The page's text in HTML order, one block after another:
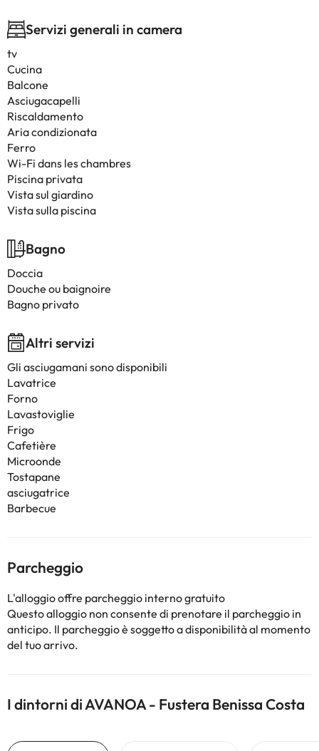
Servizi generali in camera
tv
Cucina
Balcone
Asciugacapelli
Riscaldamento
Aria condizionata
Ferro
Wi-Fi dans les chambres
Piscina privata
Vista sul giardino
Vista sulla piscina
Bagno
Doccia
Douche ou baignoire
Bagno privato
Altri servizi
Gli asciugamani sono disponibili
Lavatrice
Forno
Lavastoviglie
Frigo
Cafetière
Microonde
Tostapane
asciugatrice
Barbecue
Parcheggio
L'alloggio offre parcheggio interno gratuito
Questo alloggio non consente di prenotare il parcheggio in
anticipo. Il parcheggio è soggetto a disponibilità al momento
del tuo arrivo.
I dintorni di AVANOA - Fustera Benissa Costa